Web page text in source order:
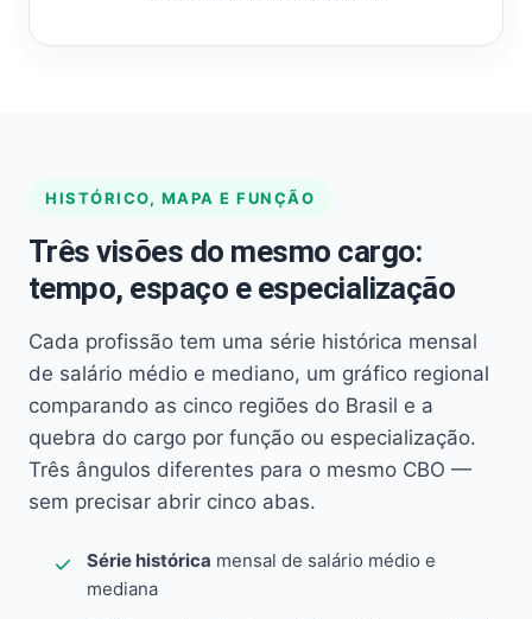
HISTÓRICO, MAPA E FUNÇÃO
Três visões do mesmo cargo:
tempo, espaço e especialização
Cada profissão tem uma série histórica mensal
de salário médio e mediano, um gráfico regional
comparando as cinco regiões do Brasil e a
quebra do cargo por função ou especialização.
Três ângulos diferentes para o mesmo CBO —
sem precisar abrir cinco abas.
Série histórica mensal de salário médio e
mediana